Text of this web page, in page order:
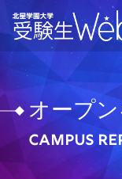
資料請求
オープ
Campus